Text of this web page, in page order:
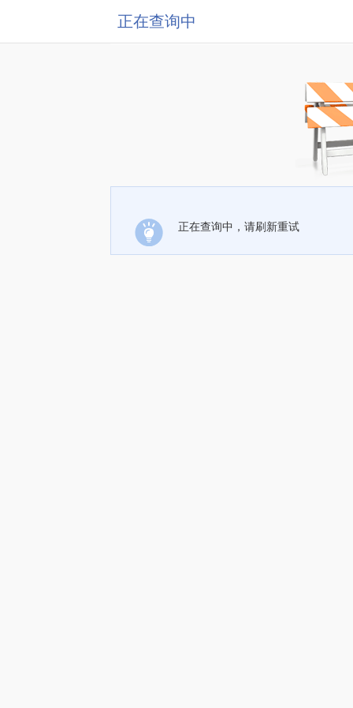
正在查询中
正在查询中，请刷新重试